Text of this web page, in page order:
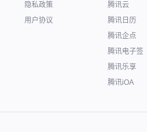
隐私政策
用户协议
腾讯云
腾讯日历
腾讯企点
腾讯电子签
腾讯乐享
腾讯iOA